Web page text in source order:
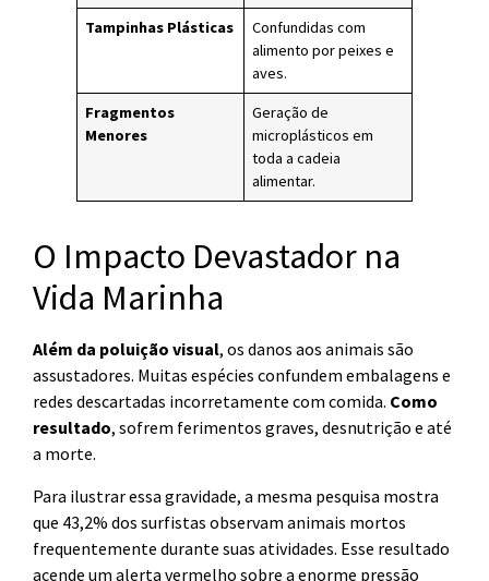
Tampinhas Plásticas
Confundidas com
alimento por peixes e
aves.
Fragmentos
Menores
Geração de
microplásticos em
toda a cadeia
alimentar.
O Impacto Devastador na
Vida Marinha
Além da poluição visual, os danos aos animais são
assustadores. Muitas espécies confundem embalagens e
redes descartadas incorretamente com comida. Como
resultado, sofrem ferimentos graves, desnutrição e até
a morte.
Para ilustrar essa gravidade, a mesma pesquisa mostra
que 43,2% dos surfistas observam animais mortos
frequentemente durante suas atividades. Esse resultado
acende um alerta vermelho sobre a enorme pressão